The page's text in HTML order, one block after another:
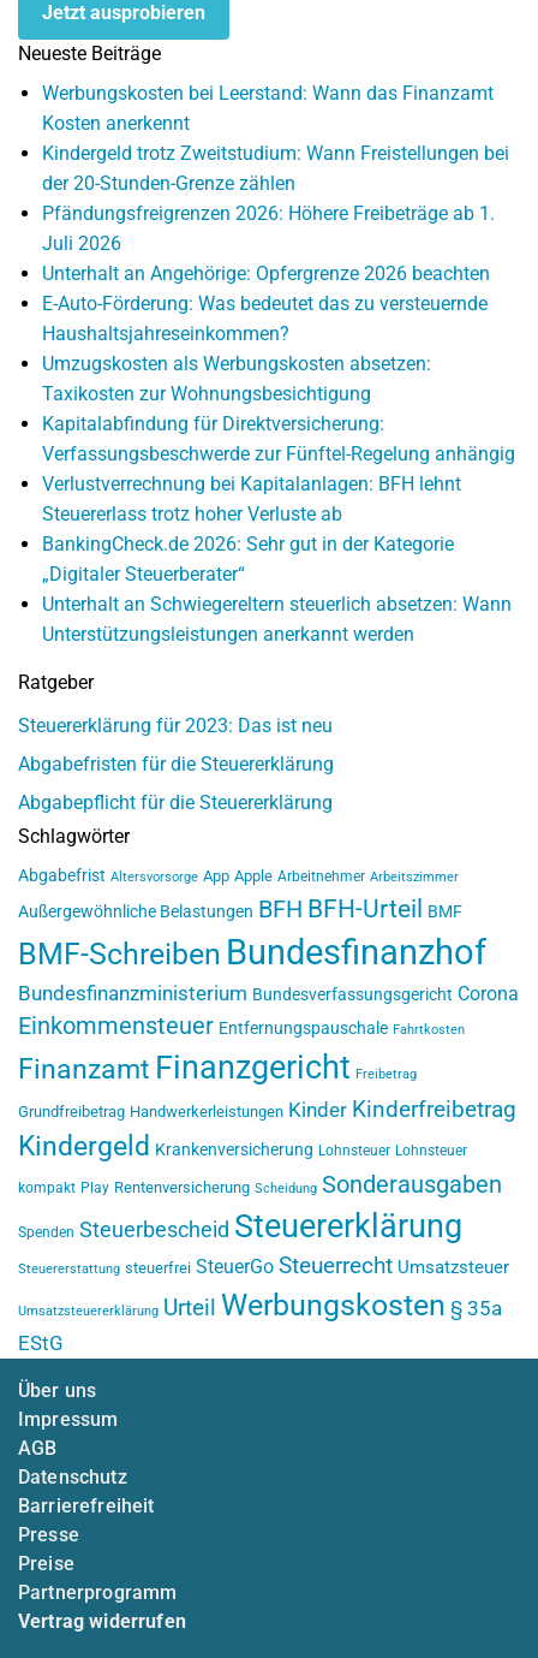
Jetzt ausprobieren
Neueste Beiträge
Werbungskosten bei Leerstand: Wann das Finanzamt
Kosten anerkennt
Kindergeld trotz Zweitstudium: Wann Freistellungen bei
der 20-Stunden-Grenze zählen
Pfändungsfreigrenzen 2026: Höhere Freibeträge ab 1.
Juli 2026
Unterhalt an Angehörige: Opfergrenze 2026 beachten
E-Auto-Förderung: Was bedeutet das zu versteuernde
Haushaltsjahreseinkommen?
Umzugskosten als Werbungskosten absetzen:
Taxikosten zur Wohnungsbesichtigung
Kapitalabfindung für Direktversicherung:
Verfassungsbeschwerde zur Fünftel-Regelung anhängig
Verlustverrechnung bei Kapitalanlagen: BFH lehnt
Steuererlass trotz hoher Verluste ab
BankingCheck.de 2026: Sehr gut in der Kategorie
„Digitaler Steuerberater“
Unterhalt an Schwiegereltern steuerlich absetzen: Wann
Unterstützungsleistungen anerkannt werden
Ratgeber
Steuererklärung für 2023: Das ist neu
Abgabefristen für die Steuererklärung
Abgabepflicht für die Steuererklärung
Schlagwörter
Abgabefrist Altersvorsorge App Apple Arbeitnehmer Arbeitszimmer
Außergewöhnliche Belastungen BFH BFH-Urteil BMF
BMF-Schreiben Bundesfinanzhof
Bundesfinanzministerium Bundesverfassungsgericht Corona
Einkommensteuer Entfernungspauschale Fahrtkosten
Finanzamt Finanzgericht Freibetrag
Grundfreibetrag Handwerkerleistungen Kinder Kinderfreibetrag
Kindergeld Krankenversicherung Lohnsteuer Lohnsteuer
kompakt Play Rentenversicherung Scheidung Sonderausgaben
Spenden Steuerbescheid Steuererklärung
Steuererstattung steuerfrei SteuerGo Steuerrecht Umsatzsteuer
Umsatzsteuererklärung Urteil Werbungskosten § 35a
EStG
Über uns
Impressum
AGB
Datenschutz
Barrierefreiheit
Presse
Preise
Partnerprogramm
Vertrag widerrufen